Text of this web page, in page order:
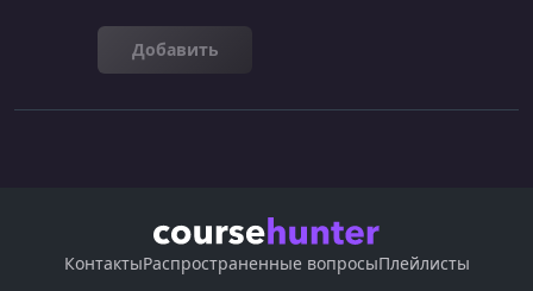
Добавить
КонтактыРаспространенные вопросыПлейлисты